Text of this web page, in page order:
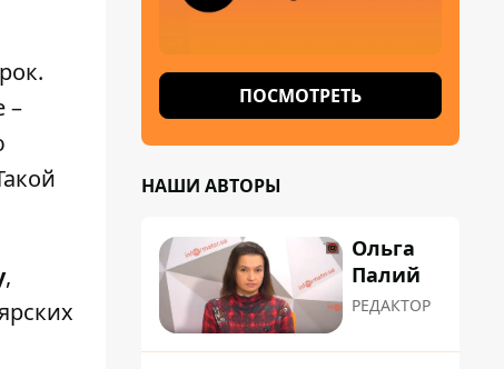
–
,
ПОСМОТРЕТЬ
НАШИ АВТОРЫ
Ольга
Палий
РЕДАКТОР